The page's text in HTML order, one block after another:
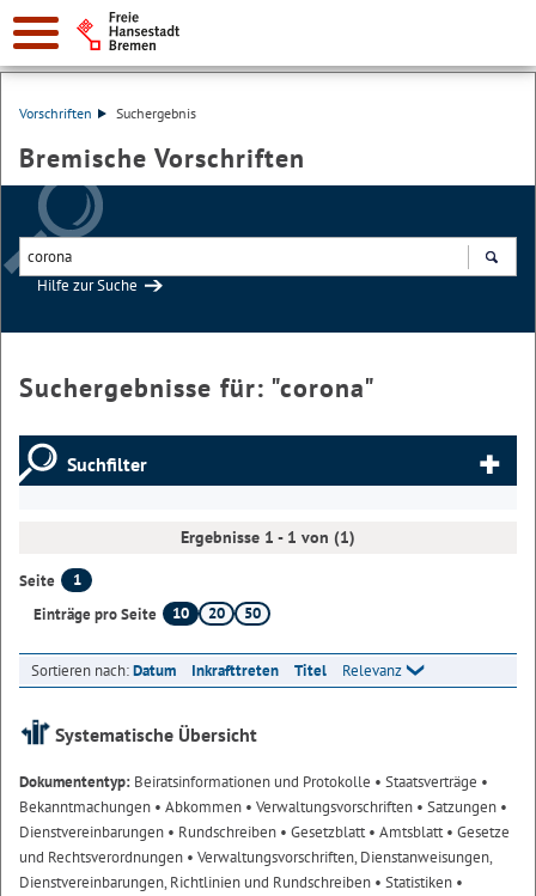
Vorschriften Suchergebnis
Bremische Vorschriften
Hilfe zur Suche
Suchergebnisse für: "corona"
Suchfilter
Ergebnisse 1 - 1 von (1)
Seite
1
Einträge pro Seite
10 20 50
Sortieren nach:Datum Inkrafttreten Titel Relevanz
Systematische Übersicht
Dokumententyp: Beiratsinformationen und Protokolle • Staatsverträge •
Bekanntmachungen • Abkommen • Verwaltungsvorschriften • Satzungen •
Dienstvereinbarungen • Rundschreiben • Gesetzblatt• Amtsblatt• Gesetze
und Rechtsverordnungen • Verwaltungsvorschriften, Dienstanweisungen,
Dienstvereinbarungen, Richtlinien und Rundschreiben • Statistiken •